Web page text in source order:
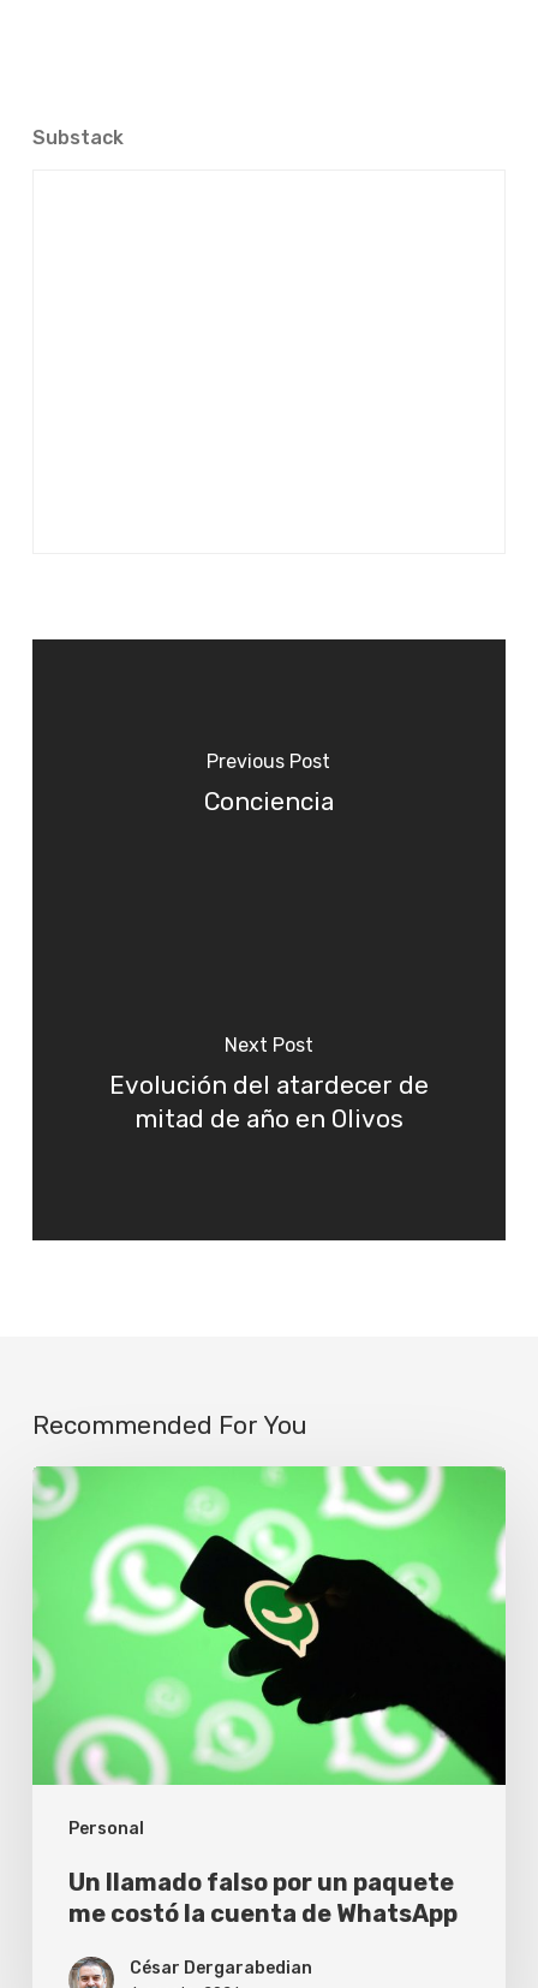
Substack
Previous Post
Conciencia
Next Post
Evolución del atardecer de
mitad de año en Olivos
Recommended For You
Personal
Un
llamado
un
paquete
costó
la
cuenta
WhatsApp
Un llamado falso por un paquete
me costó la cuenta de WhatsApp
César Dergarabedian